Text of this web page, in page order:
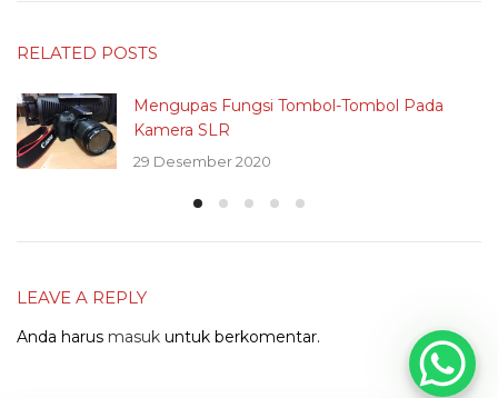
RELATED POSTS
Mengupas Fungsi Tombol-Tombol Pada
Kamera SLR
29 Desember 2020
LEAVE A REPLY
Anda harus masuk untuk berkomentar.